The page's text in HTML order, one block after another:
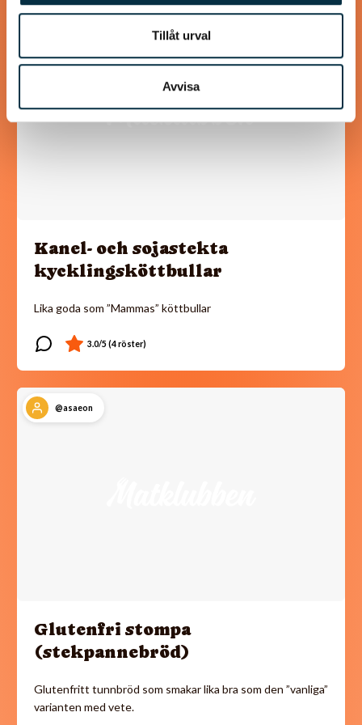
Tillåt urval
Avvisa
Kanel- och sojastekta
kycklingsköttbullar
Lika goda som ”Mammas” köttbullar
@asaeon
Glutenfri stompa
(stekpannebröd)
Glutenfritt tunnbröd som smakar lika bra som den ”vanliga”
varianten med vete.